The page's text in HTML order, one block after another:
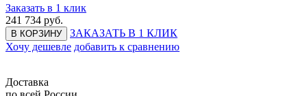
Заказать в 1 клик
241 734 руб.
В КОРЗИНУ
ЗАКАЗАТЬ В 1 КЛИК
Хочу дешевле добавить к сравнению
Доставка